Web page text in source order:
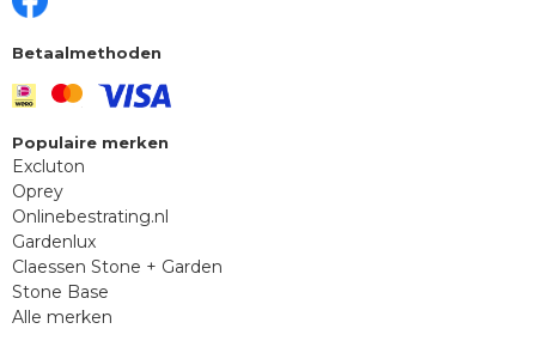
Betaalmethoden
Populaire merken
Excluton
Oprey
Onlinebestrating.nl
Gardenlux
Claessen Stone + Garden
Stone Base
Alle merken